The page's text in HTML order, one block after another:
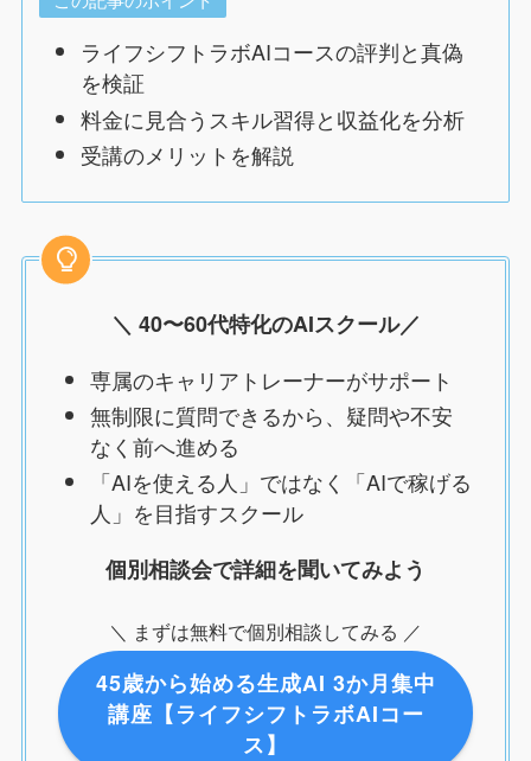
ライフシフトラボAIコースの評判と真偽
を検証
料金に見合うスキル習得と収益化を分析
受講のメリットを解説
＼ 40〜60代特化のAIスクール／
専属のキャリアトレーナーがサポート
無制限に質問できるから、疑問や不安
なく前へ進める
「AIを使える人」ではなく「AIで稼げる
人」を目指すスクール
個別相談会で詳細を聞いてみよう
＼ まずは無料で個別相談してみる ／
45歳から始める生成AI 3か月集中
講座【ライフシフトラボAIコー
ス】